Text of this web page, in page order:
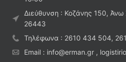
Διεύθυνση : Κοζάνης 150,
26443
Τηλέφωνα : 2610 434 504,
Email : info@erman.gr ,